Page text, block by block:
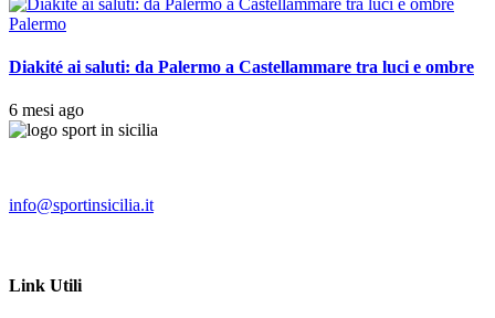
Palermo
Diakité ai saluti: da Palermo a Castellammare tra luci e ombre
6 mesi ago
info@sportinsicilia.it
Link Utili